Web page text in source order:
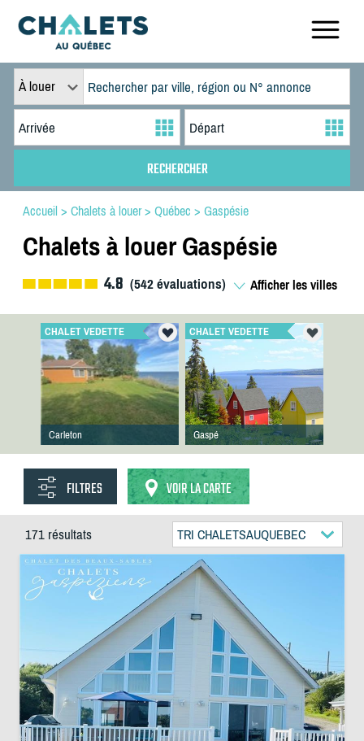
À louer
Accueil > Chalets à louer> Québec > Gaspésie
Chalets à louer Gaspésie
4.8 (542évaluations) Afficher les villes
CHALET VEDETTE
Carleton
CHALET VEDETTE
Gaspé
FILTRES VOIR LA CARTE
171 résultats TRI CHALETSAUQUEBEC